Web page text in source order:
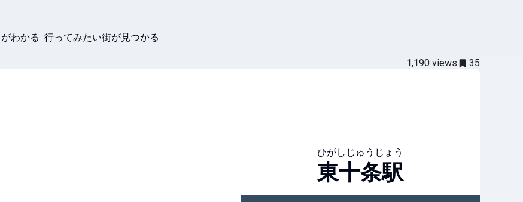
わかる 行ってみたい街が見つかる
1,190 views 35
ひがしじゅうじょう
東十条駅